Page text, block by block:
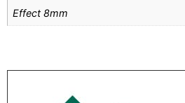
Effect 8mm